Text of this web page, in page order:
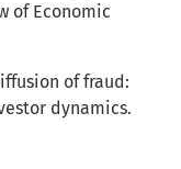
of Economic
of fraud:
dynamics.